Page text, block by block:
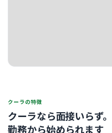
クーラの特徴
クーラなら面接いらず。
勤務から始められます